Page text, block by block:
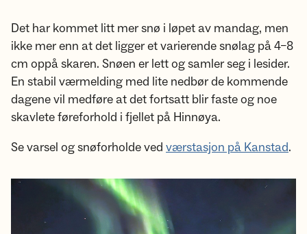
Det har kommet litt mer snø i løpet av mandag, men
ikke mer enn at det ligger et varierende snølag på 4–8
cm oppå skaren. Snøen er lett og samler seg i lesider.
En stabil værmelding med lite nedbør de kommende
dagene vil medføre at det fortsatt blir faste og noe
skavlete føreforhold i fjellet på Hinnøya.
Se varsel og snøforholde ved værstasjon på Kanstad.